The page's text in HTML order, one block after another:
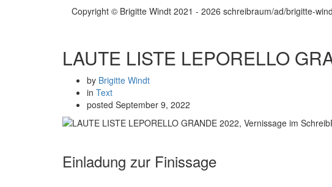
Copyright © Brigitte Windt 2021 - 2026 schreibraum/ad/brigitte-
LAUTE LISTE LEPORELLO
by Brigitte Windt
in Text
posted September 9, 2022
Einladung zur Finissage